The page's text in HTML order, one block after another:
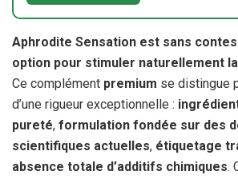
Aphrodite Sensation est sans
option pour stimuler naturellement
Ce complément premium se distingue
d’une rigueur exceptionnelle :
pureté, formulation fondée sur des
scientifiques actuelles, étiquetage
absence totale d’additifs chimiques.